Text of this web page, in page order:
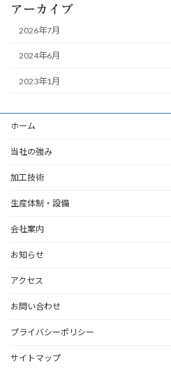
アーカイブ
2026年7月
2024年6月
2023年1月
ホーム
当社の強み
加工技術
生産体制・設備
会社案内
お知らせ
アクセス
お問い合わせ
プライバシーポリシー
サイトマップ